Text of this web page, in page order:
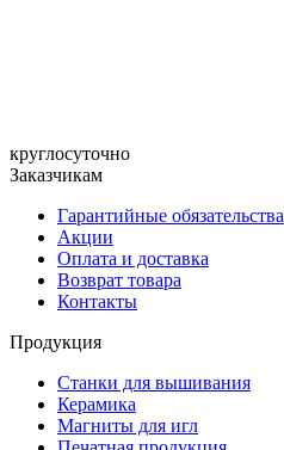
круглосуточно
Заказчикам
Гарантийные обязательства
Акции
Оплата и доставка
Возврат товара
Контакты
Продукция
Станки для вышивания
Керамика
Магниты для игл